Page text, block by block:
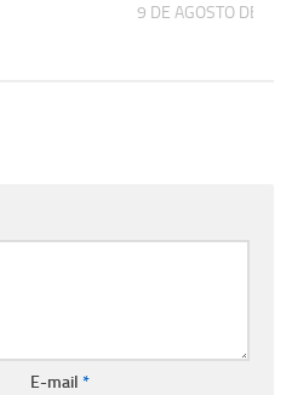
9 DE AGOSTO DE
E-mail *